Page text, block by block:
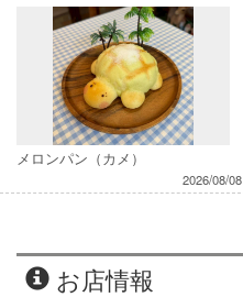
メロンパン（カメ）
2026/08/08
お店情報